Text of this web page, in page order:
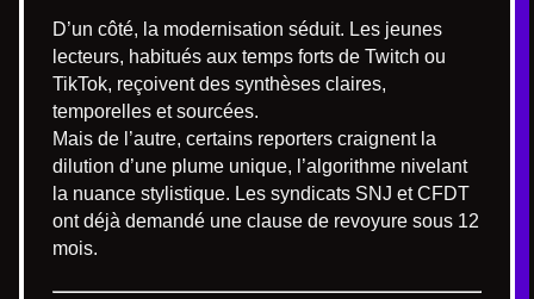
D’un côté, la modernisation séduit. Les jeunes
lecteurs, habitués aux temps forts de Twitch ou
TikTok, reçoivent des synthèses claires,
temporelles et sourcées.
Mais de l’autre, certains reporters craignent la
dilution d’une plume unique, l’algorithme nivelant
la nuance stylistique. Les syndicats SNJ et CFDT
ont déjà demandé une clause de revoyure sous 12
mois.